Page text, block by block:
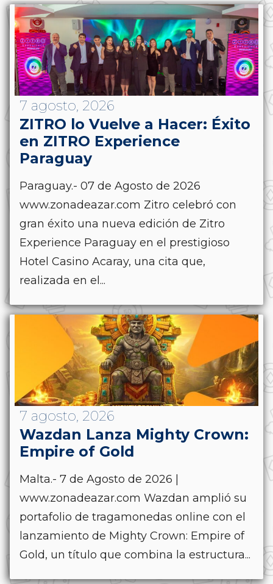
7 agosto, 2026
ZITRO lo Vuelve a Hacer: Éxito
en ZITRO Experience
Paraguay
Paraguay.- 07 de Agosto de 2026
www.zonadeazar.com Zitro celebró con
gran éxito una nueva edición de Zitro
Experience Paraguay en el prestigioso
Hotel Casino Acaray, una cita que,
realizada en el...
7 agosto, 2026
Wazdan Lanza Mighty Crown:
Empire of Gold
Malta.- 7 de Agosto de 2026 |
www.zonadeazar.com Wazdan amplió su
portafolio de tragamonedas online con el
lanzamiento de Mighty Crown: Empire of
Gold, un título que combina la estructura...